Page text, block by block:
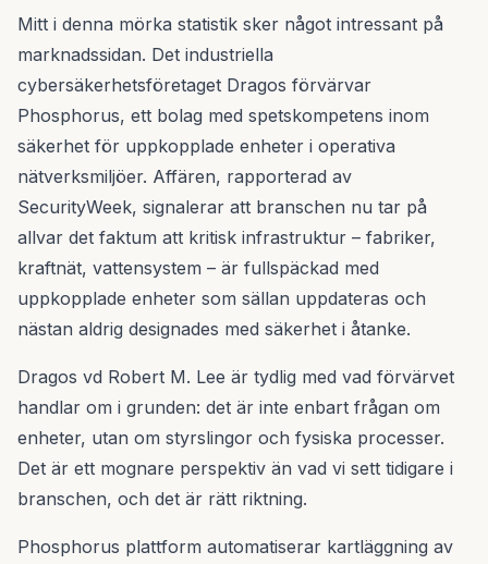
Mitt i denna mörka statistik sker något intressant på
marknadssidan. Det industriella
cybersäkerhetsföretaget Dragos förvärvar
Phosphorus, ett bolag med spetskompetens inom
säkerhet för uppkopplade enheter i operativa
nätverksmiljöer. Affären, rapporterad av
SecurityWeek, signalerar att branschen nu tar på
allvar det faktum att kritisk infrastruktur – fabriker,
kraftnät, vattensystem – är fullspäckad med
uppkopplade enheter som sällan uppdateras och
nästan aldrig designades med säkerhet i åtanke.
Dragos vd Robert M. Lee är tydlig med vad förvärvet
handlar om i grunden: det är inte enbart frågan om
enheter, utan om styrslingor och fysiska processer.
Det är ett mognare perspektiv än vad vi sett tidigare i
branschen, och det är rätt riktning.
Phosphorus plattform automatiserar kartläggning av